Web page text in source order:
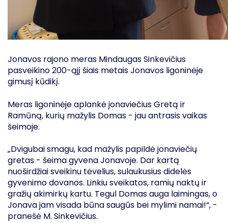
Jonavos rajono meras Mindaugas Sinkevičius
pasveikino 200-ąjį šiais metais Jonavos ligoninėje
gimusį kūdikį.
Meras ligoninėje aplankė jonaviečius Gretą ir
Ramūną, kurių mažylis Domas - jau antrasis vaikas
šeimoje.
„Dvigubai smagu, kad mažylis papildė jonaviečių
gretas - šeima gyvena Jonavoje. Dar kartą
nuoširdžiai sveikinu tėvelius, sulaukusius didelės
gyvenimo dovanos. Linkiu sveikatos, ramių naktų ir
gražių akimirkų kartu. Tegul Domas auga laimingas, o
Jonava jam visada būna saugūs bei mylimi namai!“, -
pranešė M. Sinkevičius.